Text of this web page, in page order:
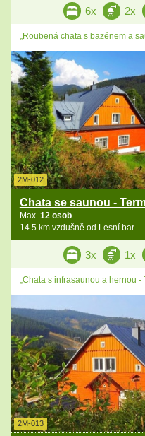
6x 2x
„Roubená chata s bazénem a
2M-012
Chata se saunou -
Max. 12 osob
14.5 km vzdušně od Lesní bar
3x 1x
„Chata s infrasaunou a hernou -
2M-013